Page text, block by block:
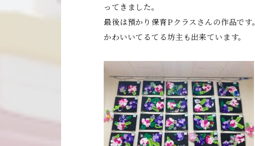
ってきました。
最後は預かり保育Pクラスさんの作品です。
かわいいてるてる坊主も出来ています。